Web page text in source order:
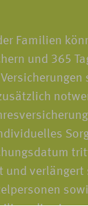
Familien
und 365
und verlängert